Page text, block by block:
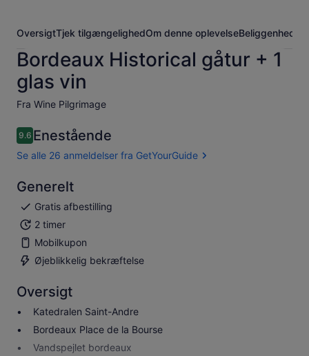
OversigtTjek tilgængelighedOm denne oplevelseBeliggenhed
Bordeaux Historical gåtur + 1
glas vin
Fra Wine Pilgrimage
9.69.6 ud af 10
Enestående
Se alle 26 anmeldelser fra GetYourGuide
Generelt
Gratis afbestilling
2 timer
Mobilkupon
Øjeblikkelig bekræftelse
Oversigt
Katedralen Saint-Andre
Bordeaux Place de la Bourse
Vandspejlet bordeaux